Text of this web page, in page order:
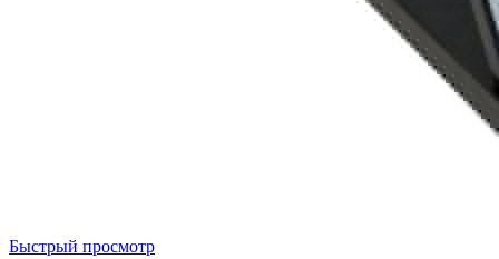
Быстрый просмотр